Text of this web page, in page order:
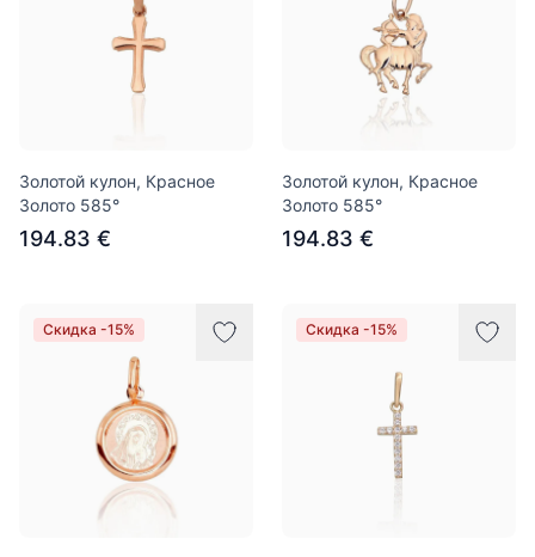
Золотой кулон, Красное
Золото 585°
194.83 €
Золотой кулон, Красное
Золото 585°
194.83 €
Скидка -15% Скидка -15%